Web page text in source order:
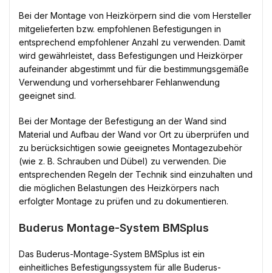
Bei der Montage von Heizkörpern sind die vom Hersteller
mitgelieferten bzw. empfohlenen Befestigungen in
entsprechend empfohlener Anzahl zu verwenden. Damit
wird gewährleistet, dass Befestigungen und Heizkörper
aufeinander abgestimmt und für die bestimmungsgemäße
Verwendung und vorhersehbarer Fehlanwendung
geeignet sind.
Bei der Montage der Befestigung an der Wand sind
Material und Aufbau der Wand vor Ort zu überprüfen und
zu berücksichtigen sowie geeignetes Montagezubehör
(wie z. B. Schrauben und Dübel) zu verwenden. Die
entsprechenden Regeln der Technik sind einzuhalten und
die möglichen Belastungen des Heizkörpers nach
erfolgter Montage zu prüfen und zu dokumentieren.
Buderus Montage-System BMSplus
Das Buderus-Montage-System BMSplus ist ein
einheitliches Befestigungssystem für alle Buderus-